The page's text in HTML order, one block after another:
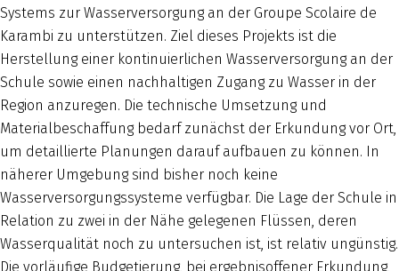
Systems zur Wasserversorgung an der Groupe Scolaire de
Karambi zu unterstützen. Ziel dieses Projekts ist die
Herstellung einer kontinuierlichen Wasserversorgung an der
Schule sowie einen nachhaltigen Zugang zu Wasser in der
Region anzuregen. Die technische Umsetzung und
Materialbeschaffung bedarf zunächst der Erkundung vor Ort,
um detaillierte Planungen darauf aufbauen zu können. In
näherer Umgebung sind bisher noch keine
Wasserversorgungssysteme verfügbar. Die Lage der Schule in
Relation zu zwei in der Nähe gelegenen Flüssen, deren
Wasserqualität noch zu untersuchen ist, ist relativ ungünstig.
Die vorläufige Budgetierung, bei ergebnisoffener Erkundung,